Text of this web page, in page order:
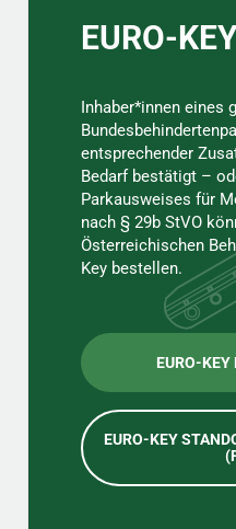
EURO-
Inhaber*innen eines
entsprechender
Bedarf bestätigt –
Parkausweises für
nach § 29b StVO
Österreichischen
Key bestellen.
EURO-KEY
EURO-KEY